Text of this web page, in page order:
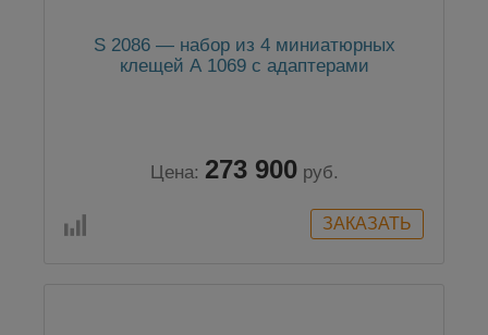
S 2086 — набор из 4 миниатюрных
клещей А 1069 с адаптерами
Цена: 273 900 руб.